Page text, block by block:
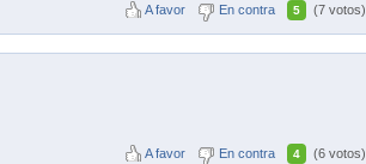
A favor En contra 5 (7 votos)
A favor En contra 4 (6 votos)